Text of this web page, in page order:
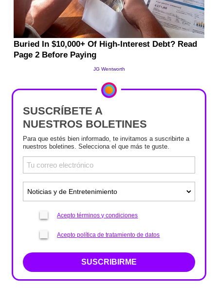
SUSCRÍBETE A
NUESTROS BOLETINES
Para que estés bien informado, te invitamos a suscribirte a
nuestros boletines. Selecciona el que más te guste.
Acepto términos y condiciones
Acepto política de tratamiento de datos
SUSCRIBIRME